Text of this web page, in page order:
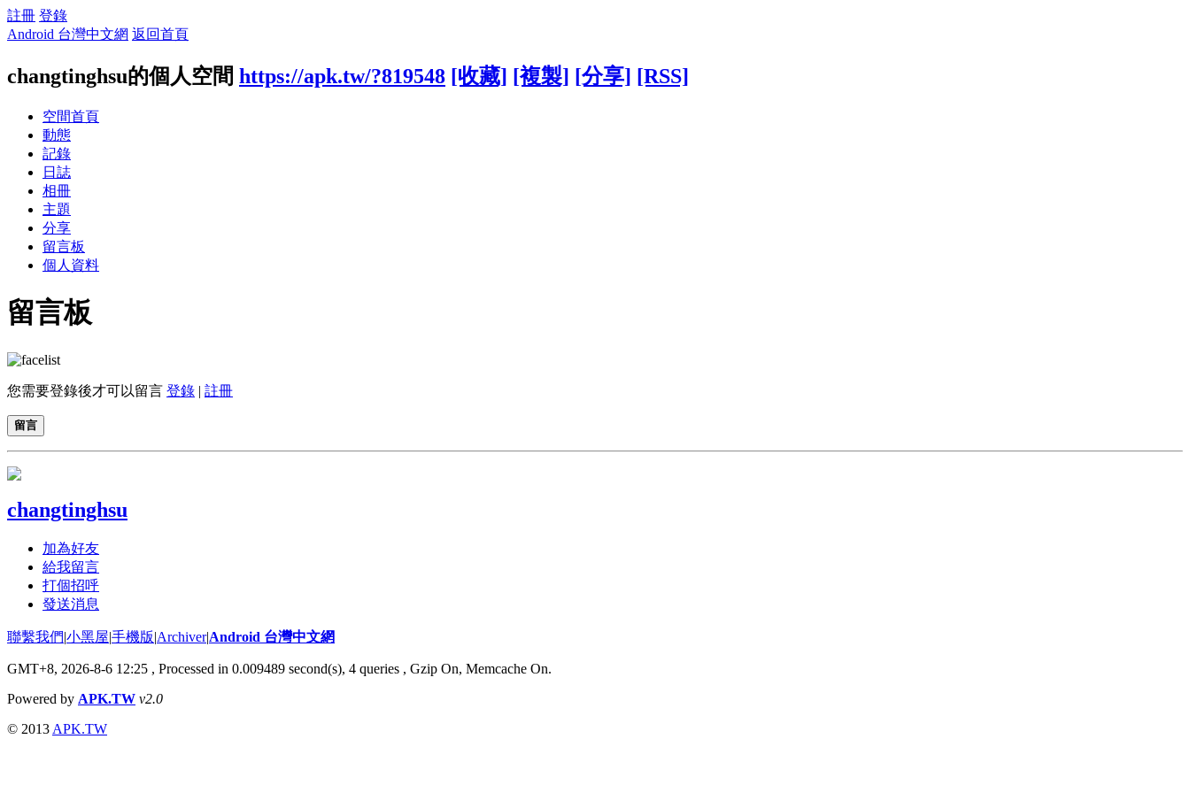
註冊 登錄
Android 台灣中文網 返回首頁
changtinghsu的個人空間 https://apk.tw/?819548 [收藏] [複製] [分享] [RSS]
空間首頁
動態
記錄
日誌
相冊
主題
分享
留言板
個人資料
留言板
您需要登錄後才可以留言 登錄 | 註冊
留言
changtinghsu
加為好友
給我留言
打個招呼
發送消息
聯繫我們|小黑屋|手機版|Archiver|Android 台灣中文網
GMT+8, 2026-8-6 12:25 , Processed in 0.009489 second(s), 4 queries , Gzip On, Memcache On.
Powered by APK.TW v2.0
© 2013 APK.TW